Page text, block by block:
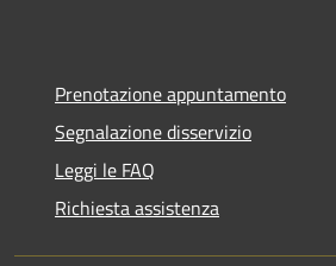
Prenotazione appuntamento
Segnalazione disservizio
Leggi le FAQ
Richiesta assistenza